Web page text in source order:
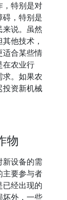
，特别是对
碍，特别是
来说。虽然
他技术，
适合某些情
在农业行
求。如果农
投资新机械
物
新设备的需
主要参与者
已经出现的
坏外，一些